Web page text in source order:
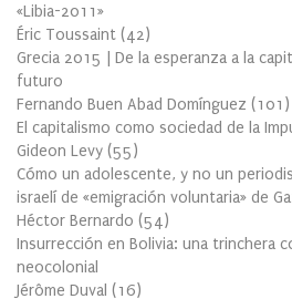
«Libia-2011»
Éric Toussaint (42)
Grecia 2015 | De la esperanza a la
futuro
Fernando Buen Abad Domínguez (101 )
El capitalismo como sociedad de la
Gideon Levy (55)
Cómo un adolescente, y no un
israelí de «emigración voluntaria» de
Héctor Bernardo (54)
Insurrección en Bolivia: una trinchera
neocolonial
Jérôme Duval (16)